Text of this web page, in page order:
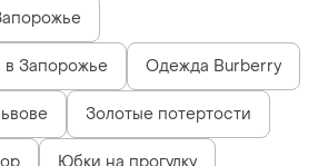
в Запорожье Одежда Burberry
Золотые потертости
Юбки на прогулку